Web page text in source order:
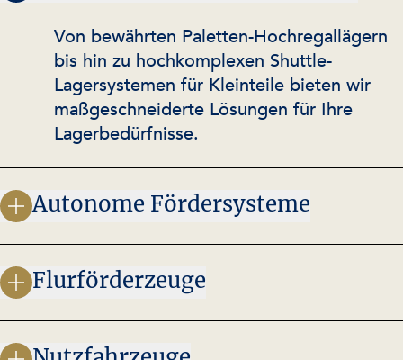
Von bewährten Paletten-Hochregallägern
bis hin zu hochkomplexen Shuttle-
Lagersystemen für Kleinteile bieten wir
maßgeschneiderte Lösungen für Ihre
Lagerbedürfnisse.
Autonome Fördersysteme
Flurförderzeuge